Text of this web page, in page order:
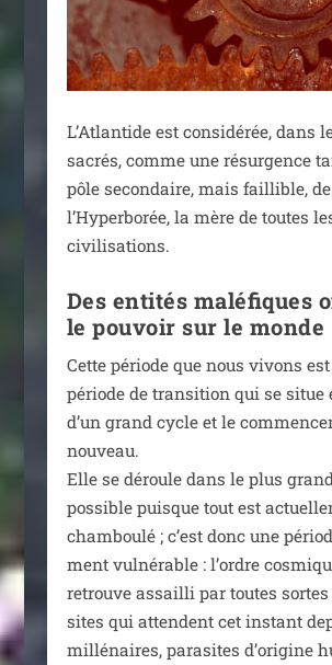
L’Atlantide est consi­dé­rée, dans
sacrés, comme une résur­gence
pôle secon­daire, mais faillible, de
l’Hyperborée, la mère de toutes
civilisations.
Des entités maléfiques
le pouvoir sur le monde
Cette période que nous vivons
période de tran­si­tion qui se situe
d’un grand cycle et le
nou­veau.
Elle se déroule dans le plus
pos­sible puisque tout est
cham­bou­lé ; c’est donc une
ment vul­né­rable : l’ordre
retrouve assailli par toutes
sites qui attendent cet ins­tant
mil­lé­naires, para­sites d’origine